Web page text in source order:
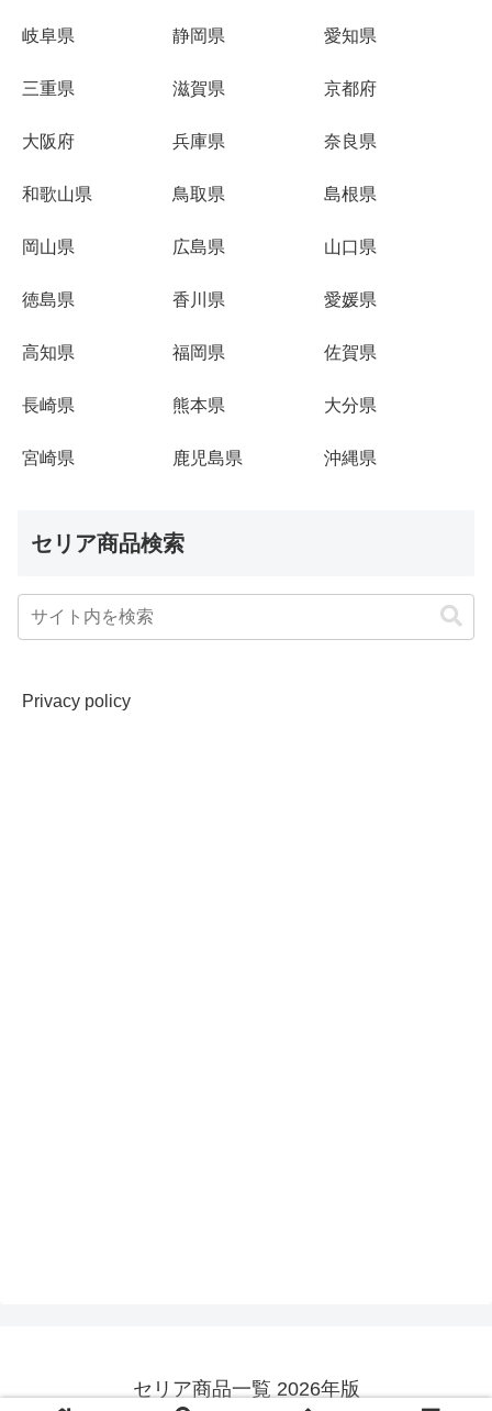
岐阜県 静岡県 愛知県
三重県 滋賀県 京都府
大阪府 兵庫県 奈良県
和歌山県 鳥取県 島根県
岡山県 広島県 山口県
徳島県 香川県 愛媛県
高知県 福岡県 佐賀県
長崎県 熊本県 大分県
宮崎県 鹿児島県 沖縄県
セリア商品検索
Privacy policy
セリア商品一覧 2026年版